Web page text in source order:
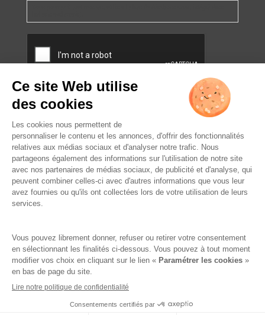
MODÉRATION.
Famille Lafage
RGPD – Politique de confidentialité